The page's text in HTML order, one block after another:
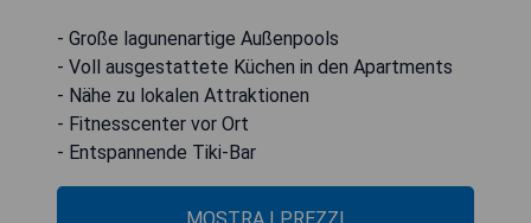
- Große lagunenartige Außenpools
- Voll ausgestattete Küchen in den Apartments
- Nähe zu lokalen Attraktionen
- Fitnesscenter vor Ort
- Entspannende Tiki-Bar